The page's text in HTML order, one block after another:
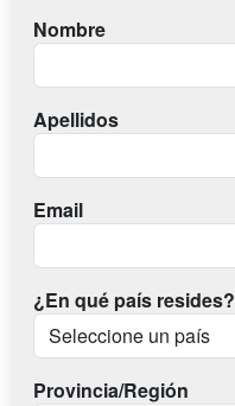
Nombre
Apellidos
Email
¿En qué país resides?
Provincia/Región